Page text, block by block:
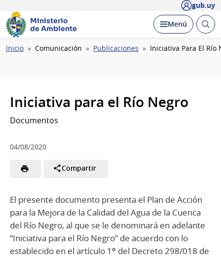
gub.uy
Ministerio
de Ambiente
Desplegar
Menú Abrir
Ruta
Inicio Comunicación Publicaciones Iniciativa Para El Río
Iniciativa para el Río Negro
Documentos
04/08/2020
Compartir
El presente documento presenta el Plan de Acción
para la Mejora de la Calidad del Agua de la Cuenca
del Río Negro, al que se le denominará en adelante
“Iniciativa para el Río Negro” de acuerdo con lo
establecido en el artículo 1º del Decreto 298/018 de